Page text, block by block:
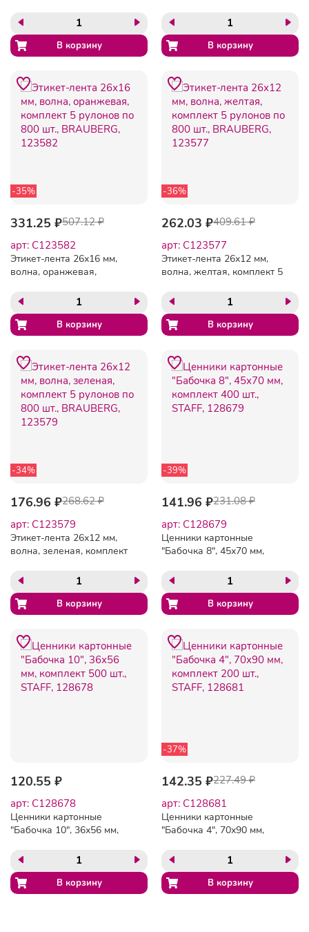
BRAUBERG, 123581
BRAUBERG, 123583
-35%
331.25 ₽507.12 ₽
арт: C123582
Этикет-лента 26х16 мм,
волна, оранжевая,
800 шт., BRAUBERG,
123582
-36%
262.03 ₽409.61 ₽
арт: C123577
Этикет-лента 26х12 мм,
волна, желтая, комплект 5
BRAUBERG, 123577
-34%
176.96 ₽268.62 ₽
арт: C123579
Этикет-лента 26х12 мм,
волна, зеленая, комплект
BRAUBERG, 123579
-39%
141.96 ₽231.08 ₽
арт: C128679
Ценники картонные
"Бабочка 8", 45х70 мм,
128679
120.55 ₽
арт: C128678
Ценники картонные
"Бабочка 10", 36х56 мм,
128678
-37%
142.35 ₽227.49 ₽
арт: C128681
Ценники картонные
"Бабочка 4", 70х90 мм,
128681